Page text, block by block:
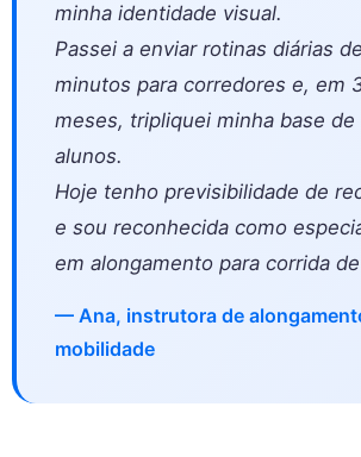
minha identidade visual.
Passei a enviar rotinas diárias
minutos para corredores e, em
meses, tripliquei minha base de
alunos.
Hoje tenho previsibilidade de
e sou reconhecida como
em alongamento para corrida de
— Ana, instrutora de
mobilidade